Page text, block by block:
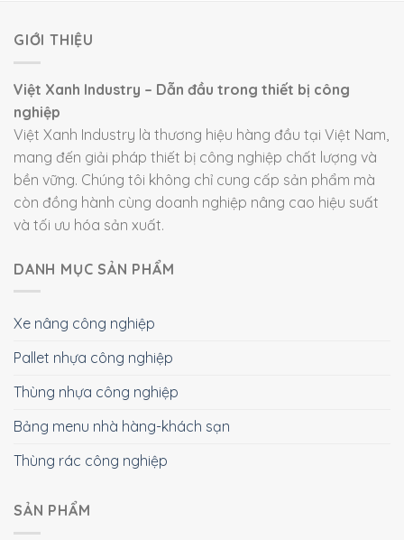
GIỚI THIỆU
Việt Xanh Industry – Dẫn đầu trong thiết bị công
nghiệp
Việt Xanh Industry là thương hiệu hàng đầu tại Việt Nam,
mang đến giải pháp thiết bị công nghiệp chất lượng và
bền vững. Chúng tôi không chỉ cung cấp sản phẩm mà
còn đồng hành cùng doanh nghiệp nâng cao hiệu suất
và tối ưu hóa sản xuất.
DANH MỤC SẢN PHẨM
Xe nâng công nghiệp
Pallet nhựa công nghiệp
Thùng nhựa công nghiệp
Bảng menu nhà hàng-khách sạn
Thùng rác công nghiệp
SẢN PHẨM